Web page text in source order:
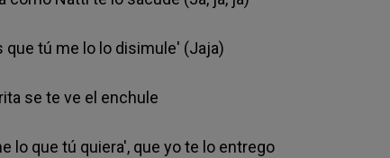
que tú me lo lo disimule' (Jaja)
se te ve el enchule
lo que tú quiera', que yo te lo entrego